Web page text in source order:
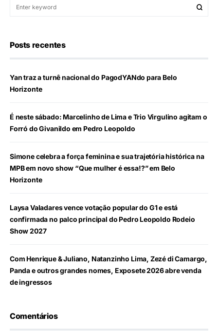
Posts recentes
Yan traz a turnê nacional do PagodYANdo para Belo
Horizonte
É neste sábado: Marcelinho de Lima e Trio Virgulino agitam o
Forró do Givanildo em Pedro Leopoldo
Simone celebra a força feminina e sua trajetória histórica na
MPB em novo show “Que mulher é essa!?” em Belo
Horizonte
Laysa Valadares vence votação popular do G1 e está
confirmada no palco principal do Pedro Leopoldo Rodeio
Show 2027
Com Henrique & Juliano, Natanzinho Lima, Zezé di Camargo,
Panda e outros grandes nomes, Exposete 2026 abre venda
de ingressos
Comentários